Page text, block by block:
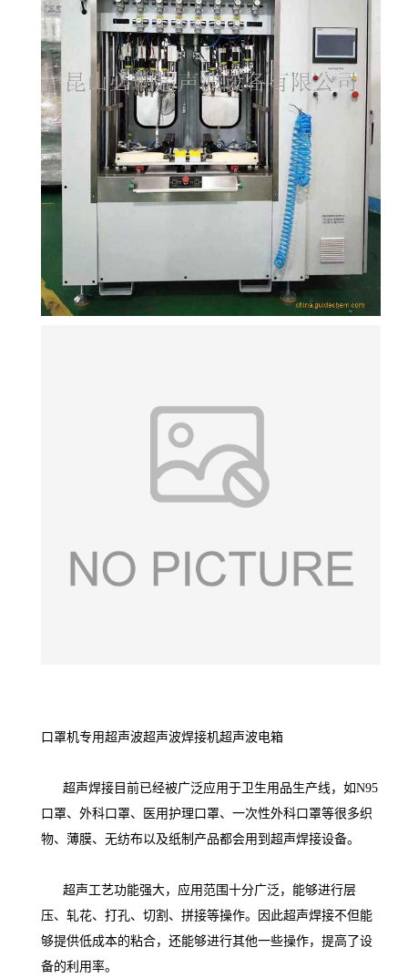
口罩机专用超声波超声波焊接机超声波电箱
超声焊接目前已经被广泛应用于卫生用品生产线，如N95
口罩、外科口罩、医用护理口罩、一次性外科口罩等很多织
物、薄膜、无纺布以及纸制产品都会用到超声焊接设备。
超声工艺功能强大，应用范围十分广泛，能够进行层
压、轧花、打孔、切割、拼接等操作。因此超声焊接不但能
够提供低成本的粘合，还能够进行其他一些操作，提高了设
备的利用率。